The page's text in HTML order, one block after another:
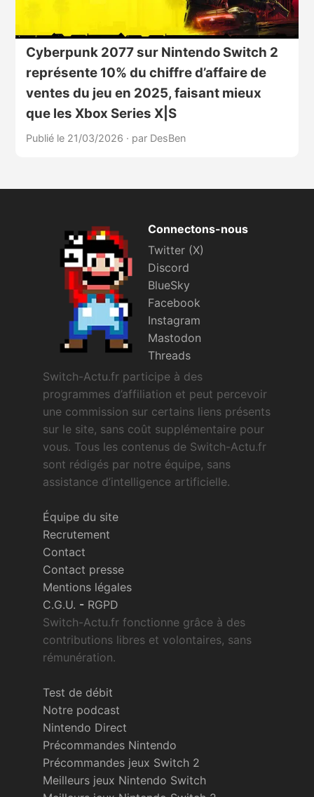
Cyberpunk 2077 sur Nintendo Switch 2
représente 10% du chiffre d’affaire de
ventes du jeu en 2025, faisant mieux
que les Xbox Series X|S
Publié le 21/03/2026 · par DesBen
Connectons-nous
Twitter (X)
Discord
BlueSky
Facebook
Instagram
Mastodon
Threads
Switch-Actu.fr participe à des
programmes d’affiliation et peut percevoir
une commission sur certains liens présents
sur le site, sans coût supplémentaire pour
vous. Tous les contenus de Switch-Actu.fr
sont rédigés par notre équipe, sans
assistance d’intelligence artificielle.
Équipe du site
Recrutement
Contact
Contact presse
Mentions légales
C.G.U. - RGPD
Switch-Actu.fr fonctionne grâce à des
contributions libres et volontaires, sans
rémunération.
Test de débit
Notre podcast
Nintendo Direct
Précommandes Nintendo
Précommandes jeux Switch 2
Meilleurs jeux Nintendo Switch